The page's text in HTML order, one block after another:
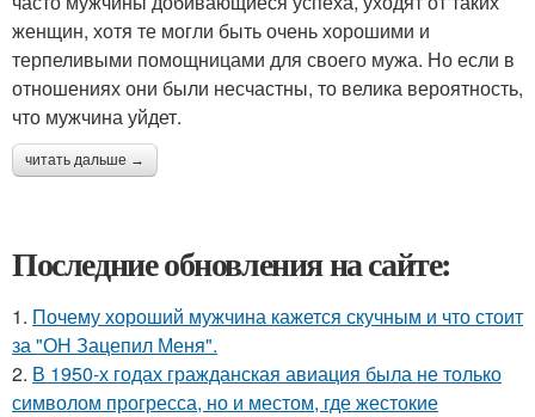
женщин, хотя те могли быть очень хорошими и
терпеливыми помощницами для своего мужа. Но если в
отношениях они были несчастны, то велика вероятность,
что мужчина уйдет.
читать дальше →
Последние обновления на сайте:
1. Почему хороший мужчина кажется скучным и что стоит
за "ОН Зацепил Меня".
2. В 1950-х годах гражданская авиация была не только
символом прогресса, но и местом, где жестокие